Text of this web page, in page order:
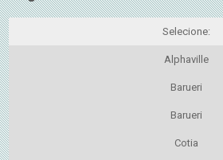
Selecione:
Alphaville
Barueri
Barueri
Cotia